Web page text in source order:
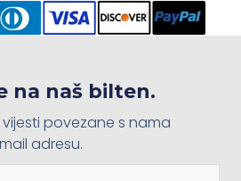
na naš bilten.
povezane s nama
adresu.